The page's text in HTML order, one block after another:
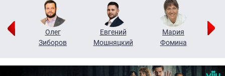
Олег
Зиборов
Евгений
Мошняцкий
Мария
Фомина